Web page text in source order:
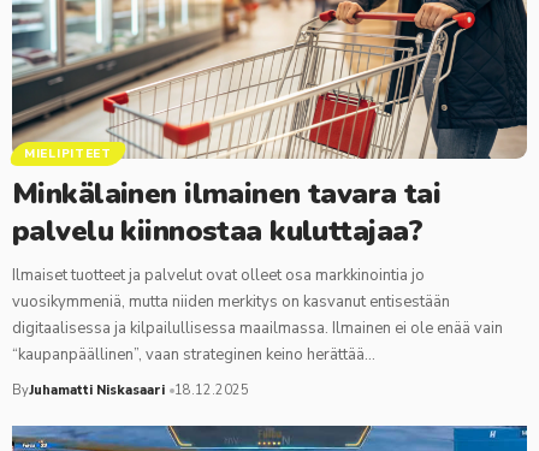
MIELIPITEET
Minkälainen ilmainen tavara tai
palvelu kiinnostaa kuluttajaa?
Ilmaiset tuotteet ja palvelut ovat olleet osa markkinointia jo
vuosikymmeniä, mutta niiden merkitys on kasvanut entisestään
digitaalisessa ja kilpailullisessa maailmassa. Ilmainen ei ole enää vain
“kaupanpäällinen”, vaan strateginen keino herättää…
ByJuhamatti Niskasaari 18.12.2025